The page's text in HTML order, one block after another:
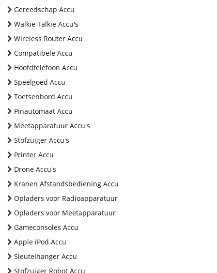
Gereedschap Accu
Walkie Talkie Accu's
Wireless Router Accu
Compatibele Accu
Hoofdtelefoon Accu
Speelgoed Accu
Toetsenbord Accu
Pinautomaat Accu
Meetapparatuur Accu's
Stofzuiger Accu's
Printer Accu
Drone Accu's
Kranen Afstandsbediening Accu
Opladers voor Radioapparatuur
Opladers voor Meetapparatuur
Gameconsoles Accu
Apple iPod Accu
Sleutelhanger Accu
Stofzuiger Robot Accu